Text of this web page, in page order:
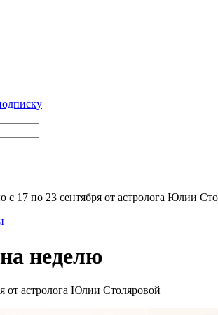
с 17 по 23 сентября от астролога Юлии
неделю
от астролога Юлии Столяровой